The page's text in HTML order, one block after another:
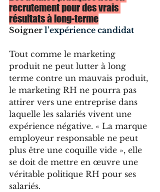
recrutement pour des vrais
résultats à long-terme
Soigner l’expérience candidat
Tout comme le marketing
produit ne peut lutter à long
terme contre un mauvais produit,
le marketing RH ne pourra pas
attirer vers une entreprise dans
laquelle les salariés vivent une
expérience négative. « La marque
employeur responsable ne peut
plus être une coquille vide », elle
se doit de mettre en œuvre une
véritable politique RH pour ses
salariés.